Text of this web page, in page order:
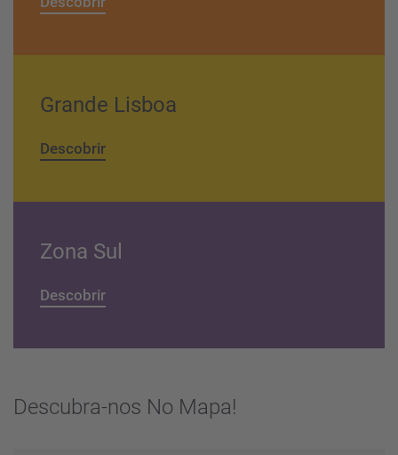
Grande Lisboa
Descobrir
Zona Sul
Descobrir
Descubra-nos No Mapa!